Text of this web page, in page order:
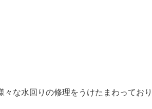
な水回りの修理をうけたまわっており